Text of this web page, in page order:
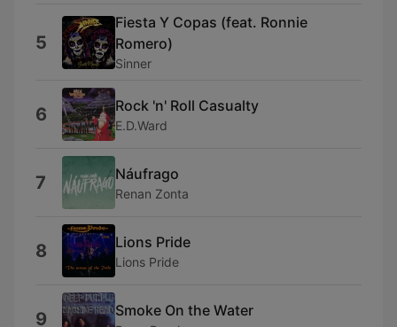
5
Fiesta Y Copas (feat. Ronnie
Romero)
Sinner
6 Rock 'n' Roll Casualty
E.D.Ward
7 Náufrago
Renan Zonta
8 Lions Pride
Lions Pride
9 Smoke On the Water